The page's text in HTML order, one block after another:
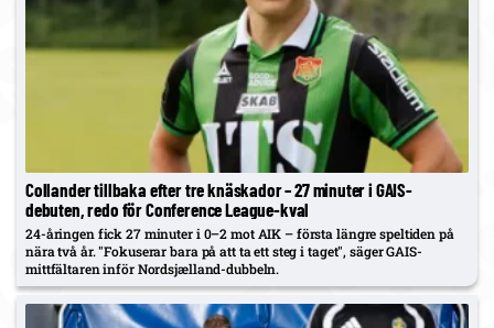
Collander tillbaka efter tre knäskador – 27 minuter i GAIS-
debuten, redo för Conference League-kval
24-åringen fick 27 minuter i 0–2 mot AIK – första längre speltiden på
nära två år. "Fokuserar bara på att ta ett steg i taget", säger GAIS-
mittfältaren inför Nordsjælland-dubbeln.